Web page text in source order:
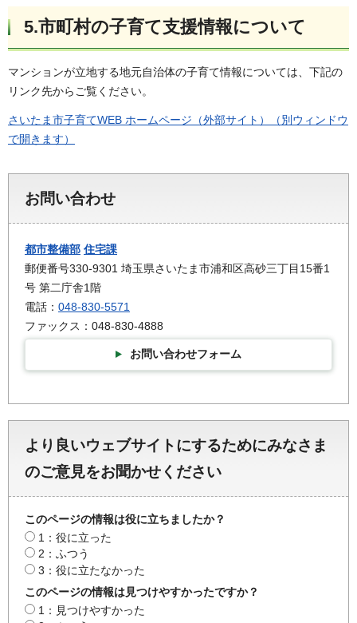
5.市町村の子育て支援情報について
マンションが立地する地元自治体の子育て情報については、下記の
リンク先からご覧ください。
さいたま市子育てWEB ホームページ（外部サイト）（別ウィンドウ
で開きます）
お問い合わせ
都市整備部 住宅課
郵便番号330-9301 埼玉県さいたま市浦和区高砂三丁目15番1
号 第二庁舎1階
電話： 048-830-5571
ファックス：048-830-4888
お問い合わせフォーム
より良いウェブサイトにするためにみなさま
のご意見をお聞かせください
このページの情報は役に立ちましたか？
1：役に立った
2：ふつう
3：役に立たなかった
このページの情報は見つけやすかったですか？
1：見つけやすかった